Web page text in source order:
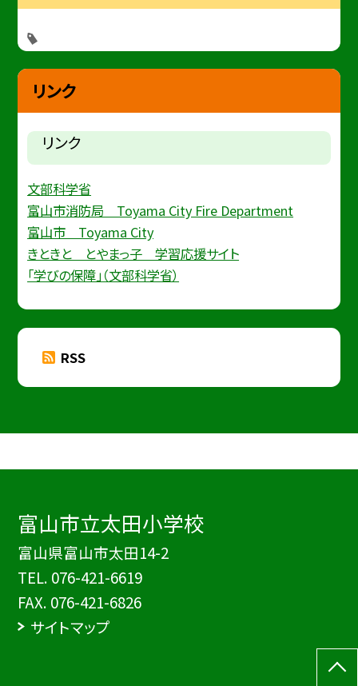
リンク
リンク
文部科学省
富山市消防局 Toyama City Fire Department
富山市 Toyama City
きときと とやまっ子 学習応援サイト
「学びの保障」（文部科学省）
RSS
富山市立太田小学校
富山県富山市太田14-2
TEL. 076-421-6619
FAX. 076-421-6826
サイトマップ